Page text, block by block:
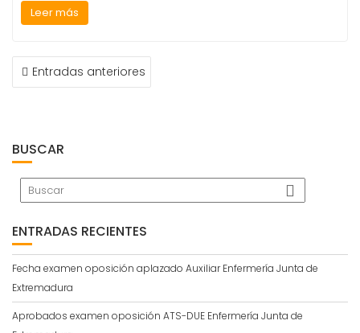
Leer más
NAVEGACIÓN
DEEntradas anteriores
BUSCAR
ENTRADAS RECIENTES
Fecha examen oposición aplazado Auxiliar Enfermería Junta de
Extremadura
Aprobados examen oposición ATS-DUE Enfermería Junta de